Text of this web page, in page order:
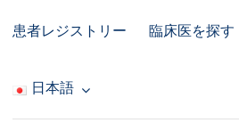
content
患者レジストリー 臨床医を探す
日本語